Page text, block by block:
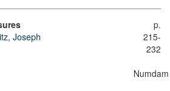
Joseph
p.
215-
232
Numdam